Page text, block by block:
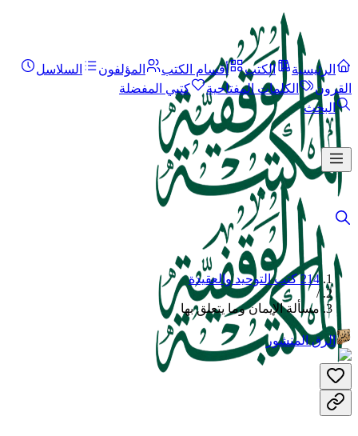
الرئيسية الكتب أقسام الكتب المؤلفون
السلاسل
القرون
الكلمات المفتاحية
كتبي المفضلة
البحث
214 كتب التوحيد والعقيدة
/
مسألة الإيمان وما يتعلق بها
الرق المنشور